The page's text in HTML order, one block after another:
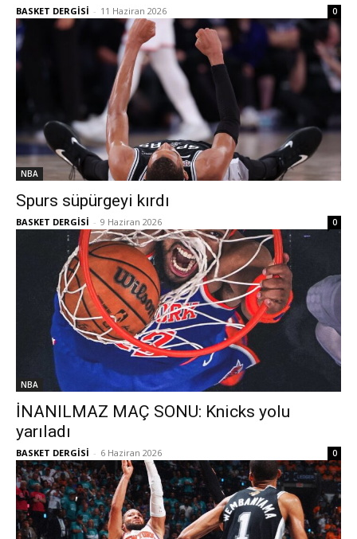
BASKET DERGİSİ - 11 Haziran 2026 0
NBA
Spurs süpürgeyi kırdı
BASKET DERGİSİ - 9 Haziran 2026 0
NBA
İNANILMAZ MAÇ SONU: Knicks yolu
yarıladı
BASKET DERGİSİ - 6 Haziran 2026 0